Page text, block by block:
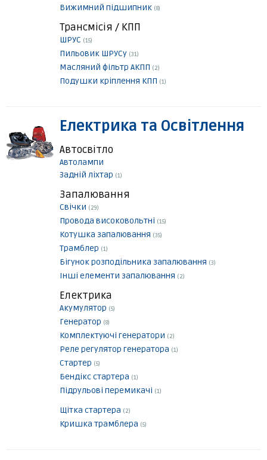
Вижимний підшипник (8)
Трансмісія / КПП
ШРУС (15)
Пильовик ШРУСу (31)
Масляний фільтр АКПП (2)
Подушки кріплення КПП (1)
Електрика та Освітлення
Автосвітло
Автолампи
Задній ліхтар (1)
Запалювання
Свічки (29)
Провода високовольтні (15)
Котушка запалювання (35)
Трамблер (1)
Бігунок розподільника запалювання (3)
Інші елементи запалювання (2)
Електрика
Акумулятор (5)
Генератор (8)
Комплектуючі генератори (2)
Реле регулятор генератора (1)
Стартер (5)
Бендікс стартера (1)
Підрульові перемикачі (1)
Щітка стартера (2)
Кришка трамблера (5)